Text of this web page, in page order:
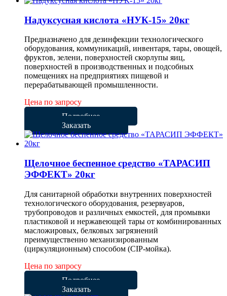
Надуксусная кислота «НУК-15» 20кг
Предназначено для дезинфекции технологического
оборудования, коммуникаций, инвентаря, тары, овощей,
фруктов, зелени, поверхностей скорлупы яиц,
поверхностей в производственных и подсобных
помещениях на предприятиях пищевой и
перерабатывающей промышленности.
Цена по запросу
Подробнее
Заказать
Щелочное беспенное средство «ТАРАСИП
ЭФФЕКТ» 20кг
Для санитарной обработки внутренних поверхностей
технологического оборудования, резервуаров,
трубопроводов и различных емкостей, для промывки
пластиковой и нержавеющей тары от комбинированных
масложировых, белковых загрязнений
преимущественно механизированным
(циркуляционным) способом (CIP-мойка).
Цена по запросу
Подробнее
Заказать